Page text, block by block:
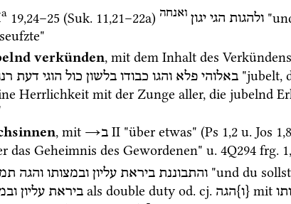
a 19,24–25 (Suk. 11,21–22a) ולהגות הגי יגון ואנחה
verkünden, mit dem Inhalt des
באלוהי פלא והגו כבודו בלשון כול הוגי דעת
"jubelt,
Herrlichkeit mit der Zunge aller, die jubelnd
, mit →ב ‎ II "über etwas" (Ps 1,2 u. Jos 1,8
das Geheimnis des Gewordenen" u. 4Q294 frg. 1,
והתבוננת ביראת עליון ובמצותו והגה
"und du
ביראת עליון als double duty od. cj. {ו}הגה mit